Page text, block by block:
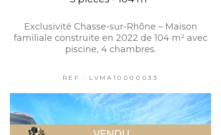
Exclusivité Chasse-sur-Rhône – Maison
familiale construite en 2022 de 104 m² avec
piscine, 4 chambres.
REF : LVMA10000033